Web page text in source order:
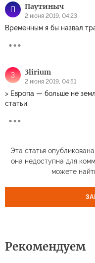
П Паутиныч
2 июня 2019, 04:23
Временным я бы назвал
3 3lirium
2 июня 2019, 04:51
> Европа — больше не
статьи.
Эта статья
она недоступна для
можете
Рекомендуем